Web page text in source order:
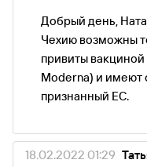
Добрый день,
Чехию возможны
привиты
Moderna) и имеют
признанный ЕС.
18.02.2022 01:29